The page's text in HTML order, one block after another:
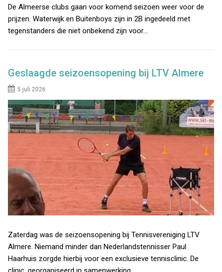
De Almeerse clubs gaan voor komend seizoen weer voor de
prijzen. Waterwijk en Buitenboys zijn in 2B ingedeeld met
tegenstanders die niet onbekend zijn voor…
Geslaagde seizoensopening bij LTV Almere
5 juli 2026
Zaterdag was de seizoensopening bij Tennisvereniging LTV
Almere. Niemand minder dan Nederlandstennisser Paul
Haarhuis zorgde hierbij voor een exclusieve tennisclinic. De